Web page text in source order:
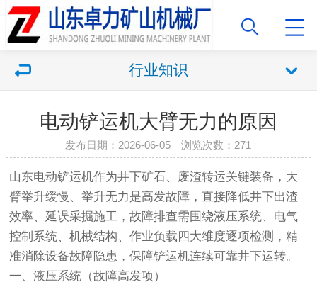
行业知识
电动铲运机大臂无力的原因
发布日期：2026-06-05 浏览次数：271
山东电动铲运机作为井下矿石、废渣转运关键装备，大
臂举升缓慢、举升无力是高发故障，直接降低井下出渣
效率、延误采掘施工，故障排查需围绕液压系统、电气
控制系统、机械结构、作业负载四大维度逐项检测，精
准消除设备故障隐患，保障铲运机连续可靠井下运转。
一、液压系统（故障高发项）